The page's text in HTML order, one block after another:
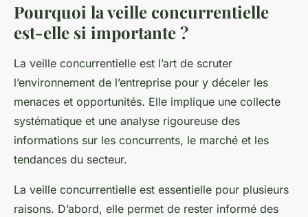
Pourquoi la veille concurrentielle
est-elle si importante ?
La veille concurrentielle est l’art de scruter
l’environnement de l’entreprise pour y déceler les
menaces et opportunités. Elle implique une collecte
systématique et une analyse rigoureuse des
informations sur les concurrents, le marché et les
tendances du secteur.
La veille concurrentielle est essentielle pour plusieurs
raisons. D’abord, elle permet de rester informé des